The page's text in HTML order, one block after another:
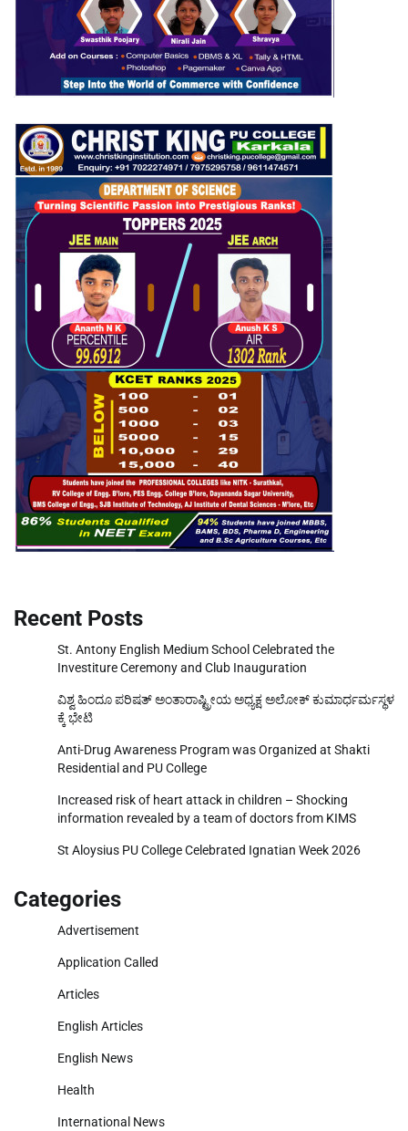
Recent Posts
St. Antony English Medium School Celebrated the
Investiture Ceremony and Club Inauguration
ವಿಶ್ವ ಹಿಂದೂ ಪರಿಷತ್ ಅಂತಾರಾಷ್ಟ್ರೀಯ ಅಧ್ಯಕ್ಷ ಅಲೋಕ್ ಕುಮಾರ್ಧರ್ಮಸ್ಥಳ
ಕ್ಕೆ ಭೇಟಿ
Anti-Drug Awareness Program was Organized at Shakti
Residential and PU College
Increased risk of heart attack in children – Shocking
information revealed by a team of doctors from KIMS
St Aloysius PU College Celebrated Ignatian Week 2026
Categories
Advertisement
Application Called
Articles
English Articles
English News
Health
International News